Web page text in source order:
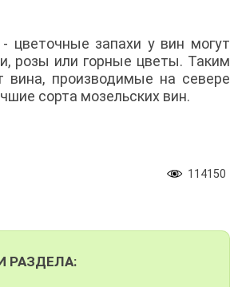
цветочные запахи у вин могут
розы или горные цветы. Таким
вина, производимые на севере
сорта мозельских вин.
114150
РАЗДЕЛА: